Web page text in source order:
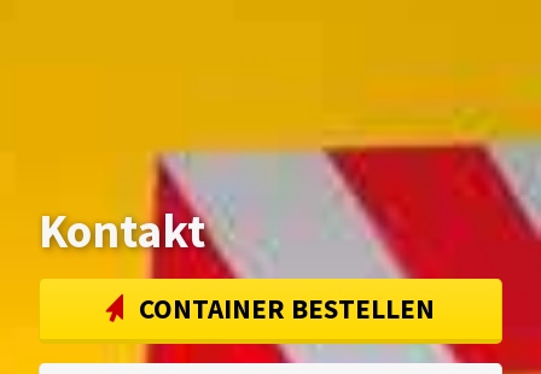
Kontakt
CONTAINER BESTELLEN